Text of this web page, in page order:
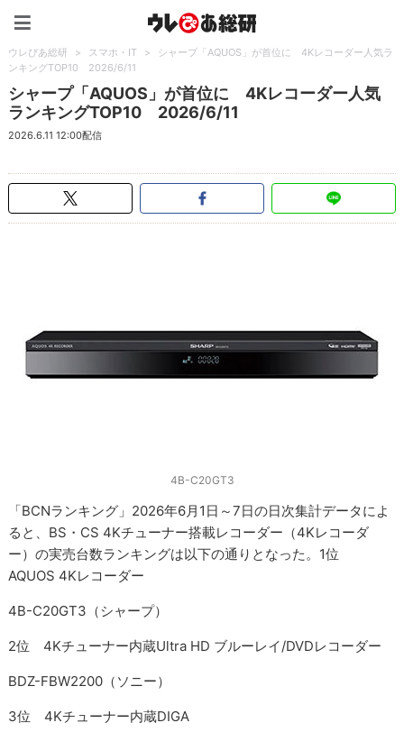
ウレぴあ総研 > スマホ・IT >
シャープ「AQUOS」が首位に 4Kレコーダー人気ラ
ンキングTOP10 2026/6/11
シャープ「AQUOS」が首位に 4Kレコーダー人気
ランキングTOP10 2026/6/11
2026.6.11 12:00配信
4B-C20GT3
「BCNランキング」2026年6月1日～7日の日次集計データによ
ると、BS・CS 4Kチューナー搭載レコーダー（4Kレコーダ
ー）の実売台数ランキングは以下の通りとなった。1位
AQUOS 4Kレコーダー
4B-C20GT3（シャープ）
2位 4Kチューナー内蔵Ultra HD ブルーレイ/DVDレコーダー
BDZ-FBW2200（ソニー）
3位 4Kチューナー内蔵DIGA